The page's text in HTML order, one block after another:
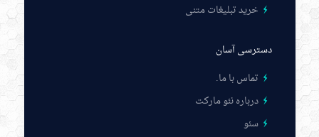
خرید تبلیغات متنی
دسترسی آسان
تماس با ما.
درباره نئو مارکت
سئو